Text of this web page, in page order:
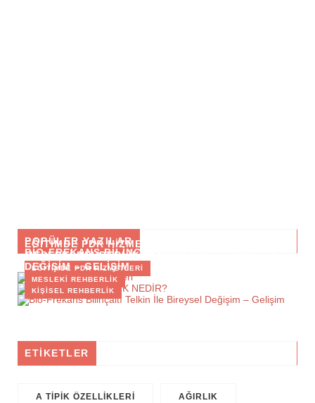
POPÜLER YAZILAR
EĞITIMDE PDR HIZMETLERI
EĞITIMDE PDR HIZMETLERI
MESLEKİ REHBERLİK NEDİR?
MESLEKI REHBERLIK
BIO-FREKANS BILINÇALTI TELKIN İLE BIREYSEL
DEĞIŞIM – GELIŞIM
KIŞISEL REHBERLIK
ETİKETLER
A TIPIK ÖZELLIKLERI AĞIRLIK